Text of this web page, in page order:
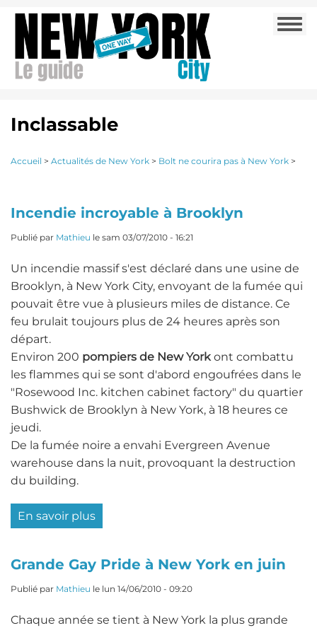
Aller
contenu
principal
Inclassable
Accueil > Actualités de New York > Bolt ne courira pas à New York >
Incendie incroyable à Brooklyn
Publié par Mathieu le sam 03/07/2010 - 16:21
Un incendie massif s'est déclaré dans une usine de
Brooklyn, à New York City, envoyant de la fumée qui
pouvait être vue à plusieurs miles de distance. Ce
feu brulait toujours plus de 24 heures après son
départ.
Environ 200 pompiers de New Yorkont combattu
les flammes qui se sont d'abord engoufrées dans le
"Rosewood Inc. kitchen cabinet factory" du quartier
Bushwick de Brooklyn à New York, à 18 heures ce
jeudi.
De la fumée noire a envahi Evergreen Avenue
warehouse dans la nuit, provoquant la destruction
du building.
En savoir plus
à
Brooklyn
Grande Gay Pride à New York en juin
Publié par Mathieu le lun 14/06/2010 - 09:20
Chaque année se tient à New York la plus grande